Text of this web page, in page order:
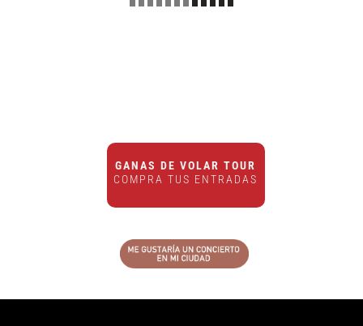
GANAS DE VOLAR TOUR
COMPRA TUS ENTRADAS